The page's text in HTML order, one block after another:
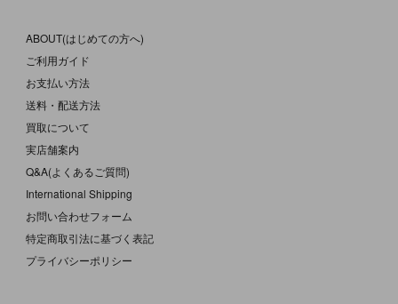
ABOUT(はじめての方へ)
ご利用ガイド
お支払い方法
送料・配送方法
買取について
実店舗案内
Q&A(よくあるご質問)
International Shipping
お問い合わせフォーム
特定商取引法に基づく表記
プライバシーポリシー